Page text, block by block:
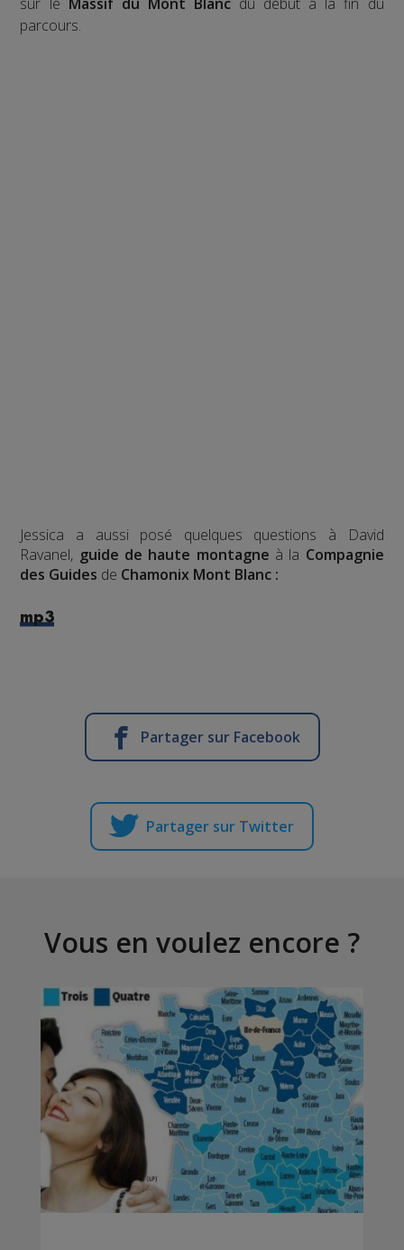
sur le Massif du Mont Blancdu début à la fin du
parcours.
Jessica a aussi posé quelques questions à David
Ravanel, guide de haute montagne à la Compagnie
des Guides de Chamonix Mont Blanc :
mp3
Partager sur Facebook
Partager sur Twitter
Vous en voulez encore ?